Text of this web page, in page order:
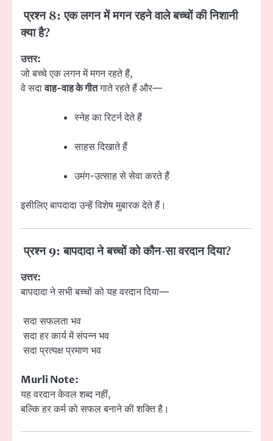
प्रश्न 8: एक लगन में मगन रहने वाले बच्चों की निशानी
क्या है?
उत्तर:
जो बच्चे एक लगन में मगन रहते हैं,
वे सदावाह-वाह के गीतगाते रहते हैं और—
स्नेह का रिटर्न देते हैं
साहस दिखाते हैं
उमंग-उत्साह से सेवा करते हैं
इसीलिए बापदादा उन्हें विशेष मुबारक देते हैं।
प्रश्न 9: बापदादा ने बच्चों को कौन-सा वरदान दिया?
उत्तर:
बापदादा ने सभी बच्चों को यह वरदान दिया—
सदा सफलता भव
सदा हर कार्य में संपन्न भव
सदा प्रत्यक्ष प्रमाण भव
Murli Note:
यह वरदान केवल शब्द नहीं,
बल्कि हर कर्म को सफल बनाने की शक्ति है।